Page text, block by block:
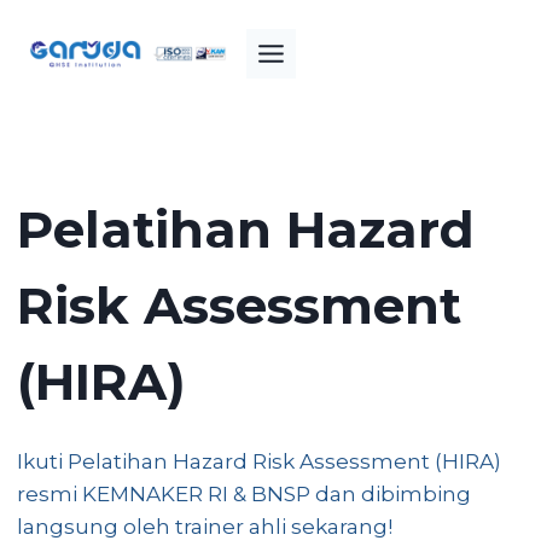
Pelatihan Hazard
Risk Assessment
(HIRA)
Ikuti Pelatihan Hazard Risk Assessment (HIRA)
resmi KEMNAKER RI & BNSP dan dibimbing
langsung oleh trainer ahli sekarang!